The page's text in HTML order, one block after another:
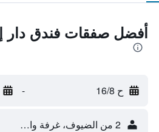
أفضل صفقات فندق دار
ح 16/8 -
2 من الضيوف، غرفة واحدة